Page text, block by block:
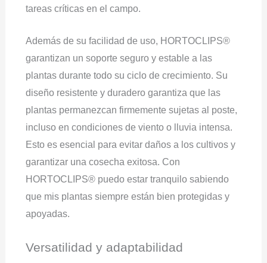
tareas críticas en el campo.
Además de su facilidad de uso, HORTOCLIPS®
garantizan un soporte seguro y estable a las
plantas durante todo su ciclo de crecimiento. Su
diseño resistente y duradero garantiza que las
plantas permanezcan firmemente sujetas al poste,
incluso en condiciones de viento o lluvia intensa.
Esto es esencial para evitar daños a los cultivos y
garantizar una cosecha exitosa. Con
HORTOCLIPS® puedo estar tranquilo sabiendo
que mis plantas siempre están bien protegidas y
apoyadas.
Versatilidad y adaptabilidad